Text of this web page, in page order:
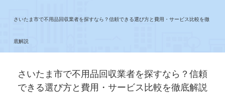
さいたま市で不用品回収業者を探すなら？信頼できる選び方と費用・サービス比較を徹
底解説
さいたま市で不用品回収業者を探すなら？信頼
できる選び方と費用・サービス比較を徹底解説